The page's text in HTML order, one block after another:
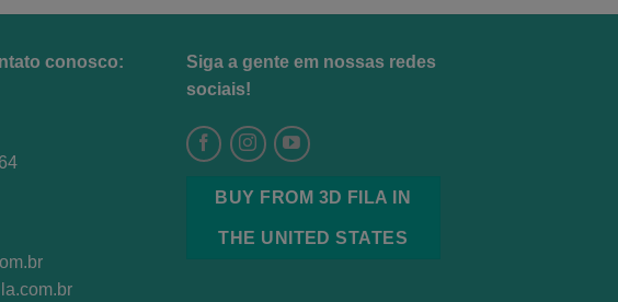
conosco:
Siga a gente em nossas redes
sociais!
BUY FROM 3D FILA IN
THE UNITED STATES